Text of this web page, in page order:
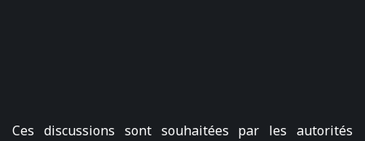
Ces discussions sont souhaitées par les autorités